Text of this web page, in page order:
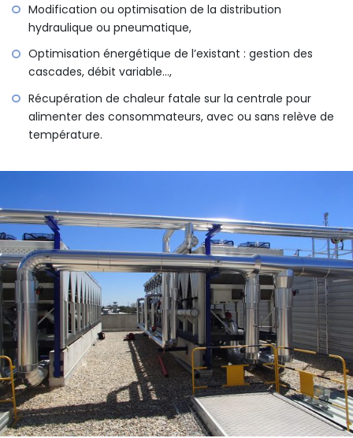
Modification ou optimisation de la distribution
hydraulique ou pneumatique,
Optimisation énergétique de l’existant : gestion des
cascades, débit variable…,
Récupération de chaleur fatale sur la centrale pour
alimenter des consommateurs, avec ou sans relève de
température.